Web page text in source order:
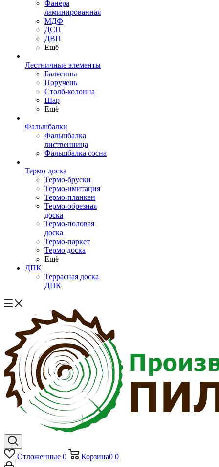
Фанера
ламинированная
МДФ
ДСП
ДВП
Ещё
Лестничные элементы
Балясины
Поручень
Столб-колонна
Шар
Ещё
Фальшбалки
Фальшбалка
лиственница
Фальшбалка сосна
Термо-доска
Термо-бруски
Термо-имитация
Термо-планкен
Термо-обрезная
доска
Термо-половая
доска
Термо-паркет
Термо доска
Ещё
ДПК
Террасная доска
ДПК
Отложенные 0 Корзина0 0